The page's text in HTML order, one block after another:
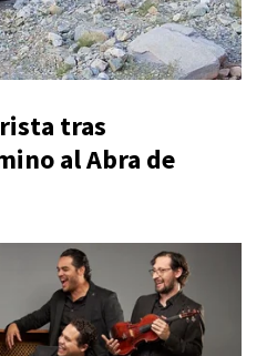
tras
al Abra de